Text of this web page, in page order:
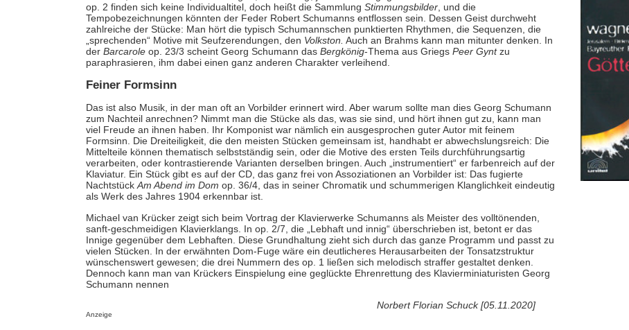
op. 2 finden sich keine Individualtitel, doch heißt die Sammlung Stimmungsbilder, und die
Tempobezeichnungen könnten der Feder Robert Schumanns entflossen sein. Dessen Geist durchweht
zahlreiche der Stücke: Man hört die typisch Schumannschen punktierten Rhythmen, die Sequenzen, die
„sprechenden“ Motive mit Seufzerendungen, den Volkston. Auch an Brahms kann man mitunter denken. In
der Barcaroleop. 23/3 scheint Georg Schumann das Bergkönig-Thema aus Griegs Peer Gyntzu
paraphrasieren, ihm dabei einen ganz anderen Charakter verleihend.
Feiner Formsinn
Das ist also Musik, in der man oft an Vorbilder erinnert wird. Aber warum sollte man dies Georg Schumann
zum Nachteil anrechnen? Nimmt man die Stücke als das, was sie sind, und hört ihnen gut zu, kann man
viel Freude an ihnen haben. Ihr Komponist war nämlich ein ausgesprochen guter Autor mit feinem
Formsinn. Die Dreiteiligkeit, die den meisten Stücken gemeinsam ist, handhabt er abwechslungsreich: Die
Mittelteile können thematisch selbstständig sein, oder die Motive des ersten Teils durchführungsartig
verarbeiten, oder kontrastierende Varianten derselben bringen. Auch „instrumentiert“ er farbenreich auf der
Klaviatur. Ein Stück gibt es auf der CD, das ganz frei von Assoziationen an Vorbilder ist: Das fugierte
NachtstückAm Abend im Dom op. 36/4, das in seiner Chromatik und schummerigen Klanglichkeit eindeutig
als Werk des Jahres 1904 erkennbar ist.
Michael van Krücker zeigt sich beim Vortrag der Klavierwerke Schumanns als Meister des volltönenden,
sanft-geschmeidigen Klavierklangs. In op. 2/7, die „Lebhaft und innig“ überschrieben ist, betont er das
Innige gegenüber dem Lebhaften. Diese Grundhaltung zieht sich durch das ganze Programm und passt zu
vielen Stücken. In der erwähnten Dom-Fuge wäre ein deutlicheres Herausarbeiten der Tonsatzstruktur
wünschenswert gewesen; die drei Nummern des op. 1 ließen sich melodisch straffer gestaltet denken.
Dennoch kann man van Krückers Einspielung eine geglückte Ehrenrettung des Klavierminiaturisten Georg
Schumann nennen
Norbert Florian Schuck [05.11.2020]
Anzeige